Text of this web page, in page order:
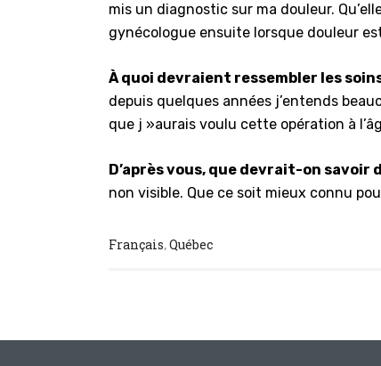
mis un diagnostic sur ma douleur.
gynécologue ensuite lorsque douleur
À quoi devraient ressembler les
depuis quelques années j’entends
que j »aurais voulu cette opération à
D’après vous, que devrait-on savoir
non visible. Que ce soit mieux connu
Français,Québec